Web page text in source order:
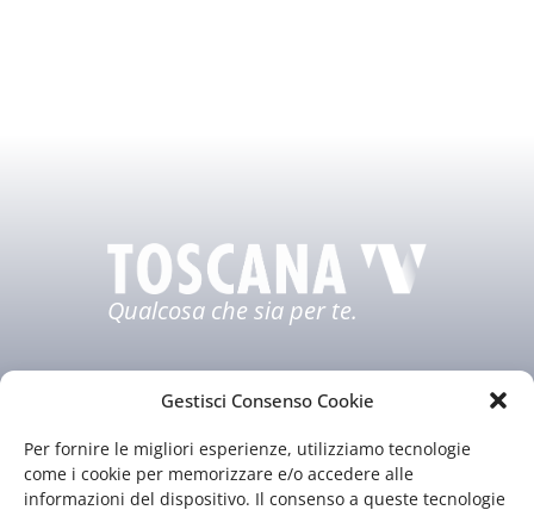
Gestisci Consenso Cookie
Per fornire le migliori esperienze, utilizziamo tecnologie
come i cookie per memorizzare e/o accedere alle
informazioni del dispositivo. Il consenso a queste tecnologie
Qualcosa che sia per te.